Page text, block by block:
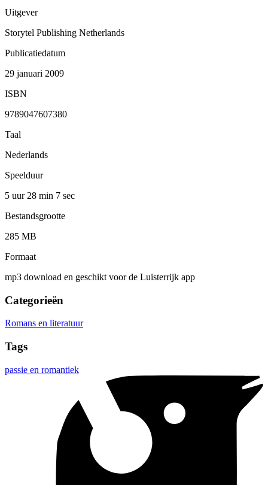
Uitgever
Storytel Publishing Netherlands
Publicatiedatum
29 januari 2009
ISBN
9789047607380
Taal
Nederlands
Speelduur
5 uur 28 min 7 sec
Bestandsgrootte
285 MB
Formaat
mp3 download en geschikt voor de Luisterrijk app
Categorieën
Romans en literatuur
Tags
passie en romantiek